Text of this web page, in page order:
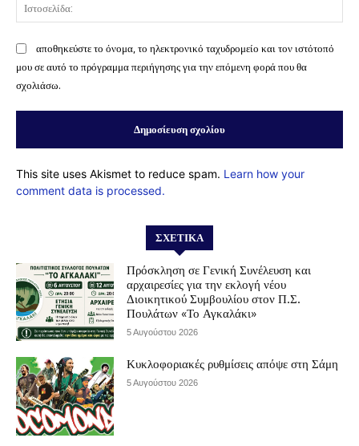
αποθηκεύστε το όνομα, το ηλεκτρονικό ταχυδρομείο και τον ιστότοπό
μου σε αυτό το πρόγραμμα περιήγησης για την επόμενη φορά που θα
σχολιάσω.
This site uses Akismet to reduce spam. Learn how your
comment data is processed.
ΣΧΕΤΙΚΆ
Πρόσκληση σε Γενική Συνέλευση και
αρχαιρεσίες για την εκλογή νέου
Διοικητικού Συμβουλίου στον Π.Σ.
Πουλάτων «Το Αγκαλάκι»
5 Αυγούστου 2026
Κυκλοφοριακές ρυθμίσεις απόψε στη Σάμη
5 Αυγούστου 2026